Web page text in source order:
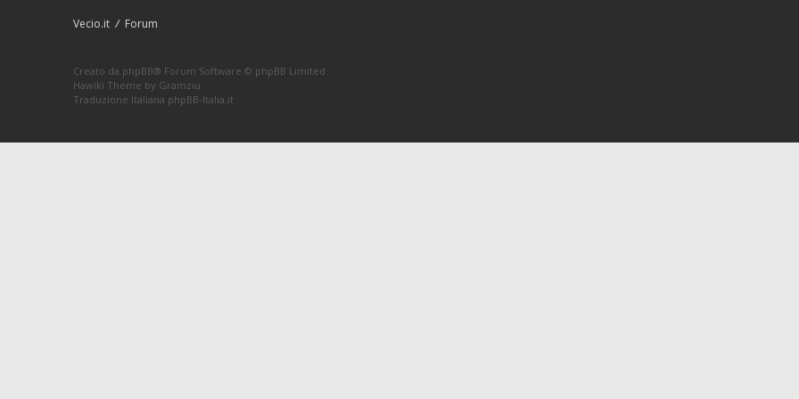
Vecio.it Forum
Creato da phpBB® Forum Software © phpBB Limited
Hawiki Theme by Gramziu
Traduzione Italiana phpBB-Italia.it